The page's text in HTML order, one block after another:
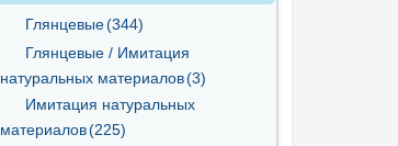
Глянцевые(344)
Глянцевые / Имитация
натуральных материалов(3)
Имитация натуральных
материалов(225)